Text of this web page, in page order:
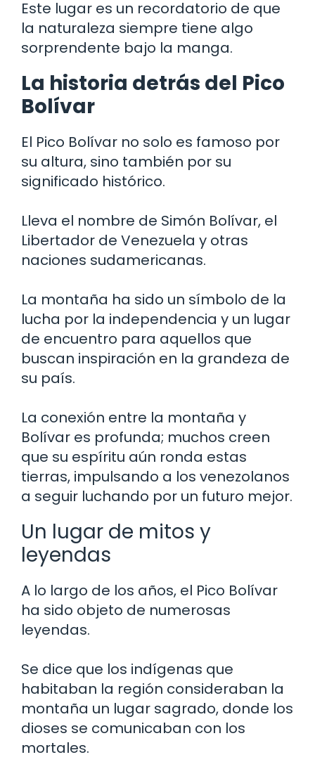
Este lugar es un recordatorio de que
la naturaleza siempre tiene algo
sorprendente bajo la manga.
La historia detrás del Pico
Bolívar
El Pico Bolívar no solo es famoso por
su altura, sino también por su
significado histórico.
Lleva el nombre de Simón Bolívar, el
Libertador de Venezuela y otras
naciones sudamericanas.
La montaña ha sido un símbolo de la
lucha por la independencia y un lugar
de encuentro para aquellos que
buscan inspiración en la grandeza de
su país.
La conexión entre la montaña y
Bolívar es profunda; muchos creen
que su espíritu aún ronda estas
tierras, impulsando a los venezolanos
a seguir luchando por un futuro mejor.
Un lugar de mitos y
leyendas
A lo largo de los años, el Pico Bolívar
ha sido objeto de numerosas
leyendas.
Se dice que los indígenas que
habitaban la región consideraban la
montaña un lugar sagrado, donde los
dioses se comunicaban con los
mortales.